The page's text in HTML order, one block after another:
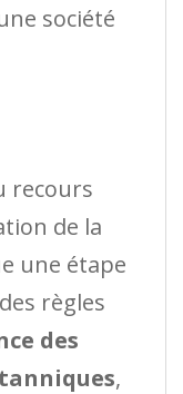
société
recours
de la
une étape
règles
des
,